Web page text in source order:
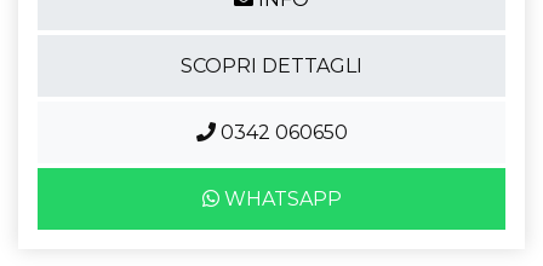
SCOPRI DETTAGLI
0342 060650
WHATSAPP